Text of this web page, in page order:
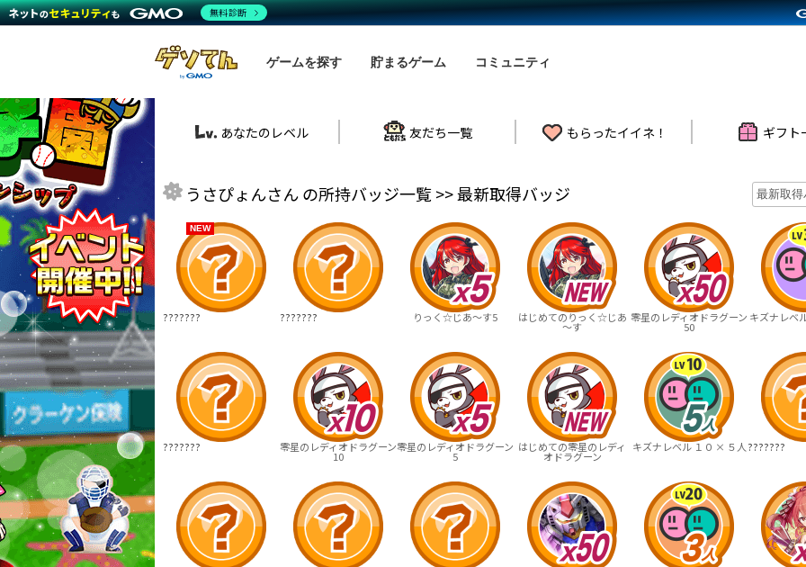
ゲームを探す 貯まるゲーム コミュニティ
あなたのレベル 友だち一覧 もらったイイネ！ ギフト
うさぴょんさん の所持バッジ一覧 >> 最新取得バッジ
NEW
??????? ??????? りっく☆じあ～す5 はじめてのりっく☆じあ
～す
零星のレディオドラグーン
50
キズナレベ
??????? 零星のレディオドラグーン
10
零星のレディオドラグーン
5
はじめての零星のレディ
オドラグーン
キズナレベル １０ × ５人 ???????
無料診断